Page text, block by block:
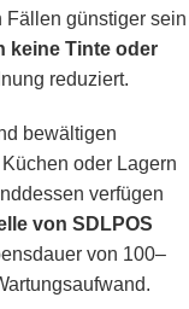
Fällen günstiger sein
keine Tinte oder
reduziert.
bewältigen
oder Lagern
verfügen
von SDLPOS
von 100–